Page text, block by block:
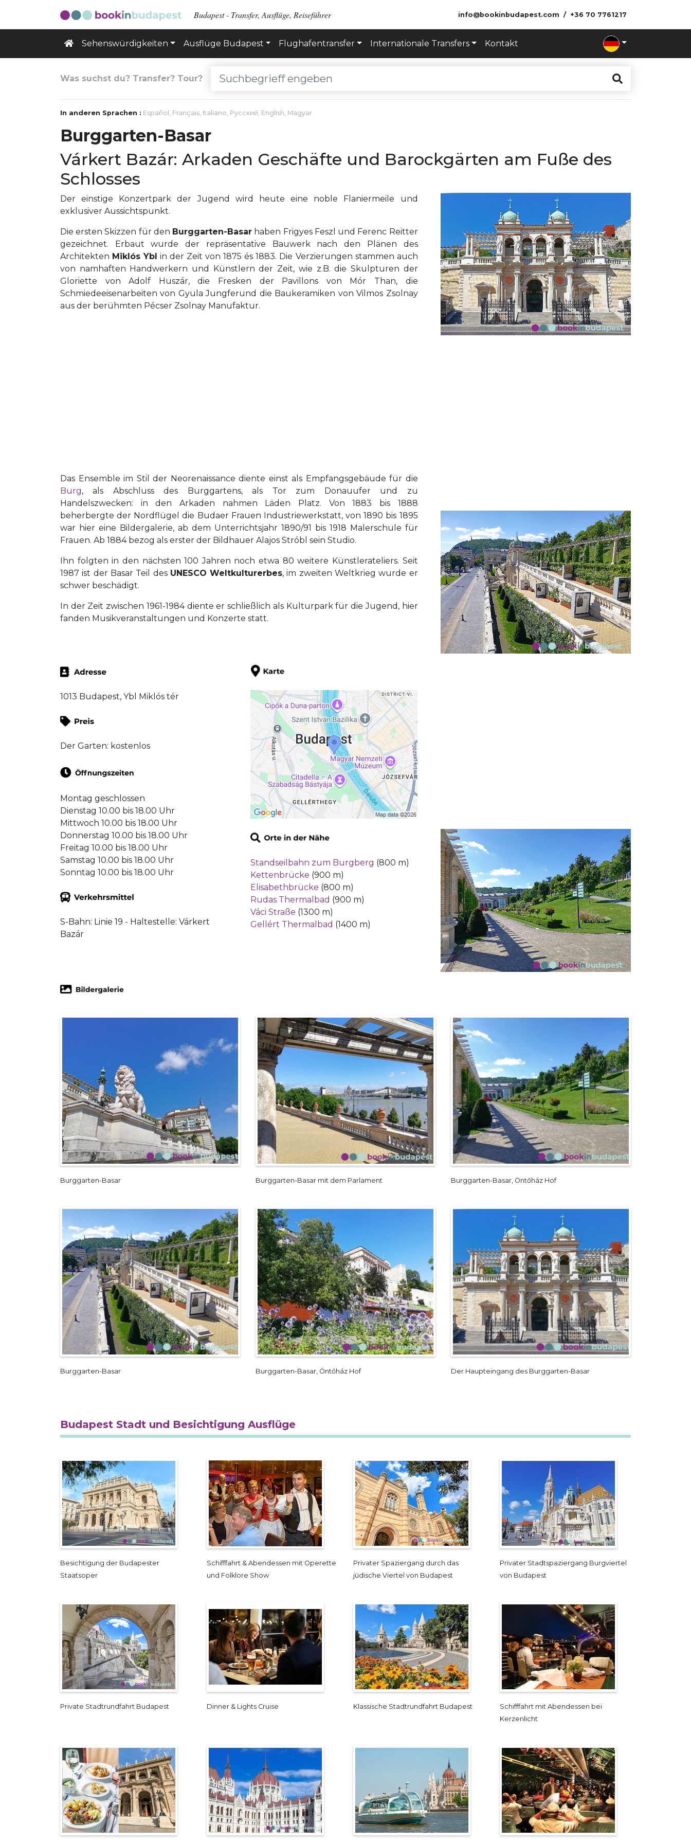
Budapest - Transfer, Ausflüge, Reiseführer info@bookinbudapest.com +36 70 7761217
Sehenswürdigkeiten Ausflüge Budapest Flughafentransfer Internationale Transfers Kontakt
Was suchst du? Transfer? Tour?
In anderen Sprachen : Español , Français, Italiano, Русский, English, Magyar
Burggarten-Basar
Várkert Bazár: Arkaden Geschäfte und Barockgärten am Fuße des
Schlosses
Der einstige Konzertpark der Jugend wird heute eine noble Flaniermeile und
exklusiver Aussichtspunkt.
Die ersten Skizzen für den Burggarten-Basar haben Frigyes Feszl und Ferenc Reitter
gezeichnet. Erbaut wurde der repräsentative Bauwerk nach den Plänen des
Architekten Miklós Ybl in der Zeit von 1875 és 1883. Die Verzierungen stammen auch
von namhaften Handwerkern und Künstlern der Zeit, wie z.B. die Skulpturen der
Gloriette von Adolf Huszár, die Fresken der Pavillons von Mór Than, die
Schmiedeeisenarbeiten von Gyula Jungferund die Baukeramiken von Vilmos Zsolnay
aus der berühmten Pécser Zsolnay Manufaktur.
Das Ensemble im Stil der Neorenaissance diente einst als Empfangsgebäude für die
Burg, als Abschluss des Burggartens, als Tor zum Donauufer und zu
Handelszwecken: in den Arkaden nahmen Läden Platz. Von 1883 bis 1888
beherbergte der Nordflügel die Budaer Frauen Industriewerkstatt, von 1890 bis 1895
war hier eine Bildergalerie, ab dem Unterrichtsjahr 1890/91 bis 1918 Malerschule für
Frauen. Ab 1884 bezog als erster der Bildhauer Alajos Stróbl sein Studio.
Ihn folgten in den nächsten 100 Jahren noch etwa 80 weitere Künstlerateliers. Seit
1987 ist der Basar Teil des UNESCO Weltkulturerbes, im zweiten Weltkrieg wurde er
schwer beschädigt.
In der Zeit zwischen 1961-1984 diente er schließlich als Kulturpark für die Jugend, hier
fanden Musikveranstaltungen und Konzerte statt.
1013 Budapest, Ybl Miklós tér
Der Garten: kostenlos
Montag geschlossen
Dienstag 10.00 bis 18.00 Uhr
Mittwoch 10.00 bis 18.00 Uhr
Donnerstag 10.00 bis 18.00 Uhr
Freitag 10.00 bis 18.00 Uhr
Samstag 10.00 bis 18.00 Uhr
Sonntag 10.00 bis 18.00 Uhr
S-Bahn: Linie 19 - Haltestelle: Várkert
Bazár
Standseilbahn zum Burgberg (800 m)
Kettenbrücke (900 m)
Elisabethbrücke (800 m)
Rudas Thermalbad (900 m)
Váci Straße (1300 m)
Gellért Thermalbad (1400 m)
Burggarten-Basar Burggarten-Basar mit dem Parlament Burggarten-Basar, Öntőház Hof
Burggarten-Basar Burggarten-Basar, Öntőház Hof Der Haupteingang des Burggarten-Basar
Budapest Stadt und Besichtigung Ausflüge
Besichtigung der Budapester
Staatsoper
Schifffahrt & Abendessen mit Operette
und Folklore Show
Privater Spaziergang durch das
jüdische Viertel von Budapest
Privater Stadtspaziergang Burgviertel
von Budapest
Private Stadtrundfahrt Budapest Dinner & Lights Cruise Klassische Stadtrundfahrt Budapest
Schifffahrt mit Abendessen bei
Kerzenlicht